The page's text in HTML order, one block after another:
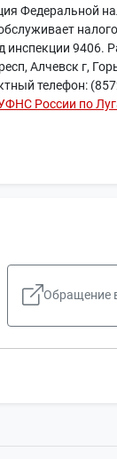
Федеральной
инспекции 9406.
Алчевск г,
телефон:
России по
Обращение